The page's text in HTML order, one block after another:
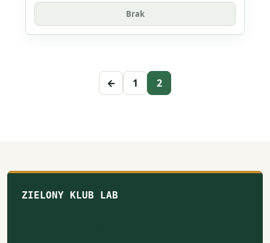
Brak
← 1 2
ZIELONY KLUB LAB